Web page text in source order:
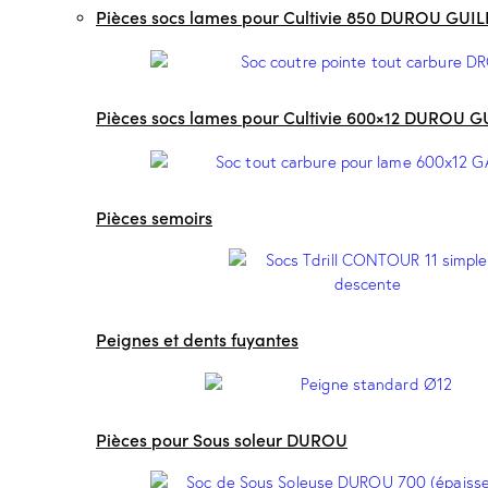
Pièces socs lames pour Cultivie 850 DUROU
Pièces socs lames pour Cultivie 600×12 DUROU
Pièces semoirs
Peignes et dents fuyantes
Pièces pour Sous soleur DUROU